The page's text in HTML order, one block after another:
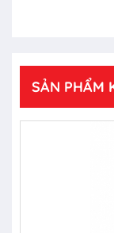
SẢN PHẨM